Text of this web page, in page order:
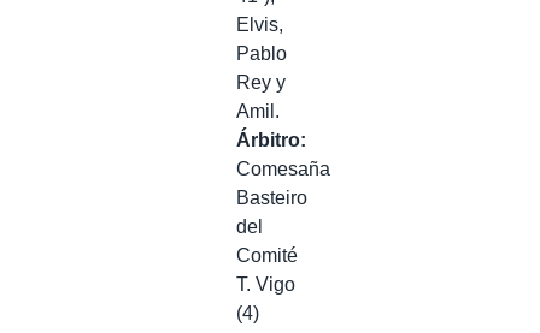
Elvis,
Pablo
Rey y
Amil.
Árbitro:
Comesaña
Basteiro
del
Comité
T. Vigo
(4)